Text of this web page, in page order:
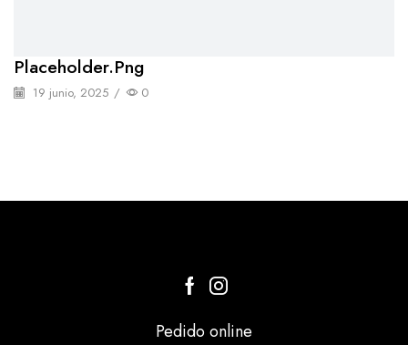
Placeholder.png
19 junio, 2025 / 0
Pedido online